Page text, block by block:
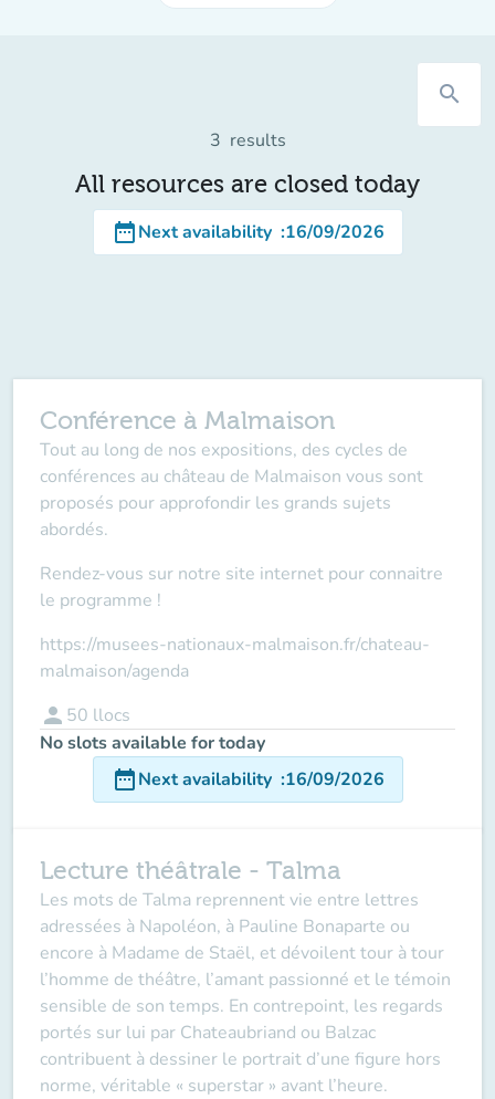
search
3 results
All resources are closed today
date_rangeNext availability :16/09/2026
Conférence à Malmaison
Tout au long de nos expositions, des cycles de
conférences au château de Malmaison vous sont
proposés pour approfondir les grands sujets
abordés.
Rendez-vous sur notre site internet pour connaitre
le programme !
https://musees-nationaux-malmaison.fr/chateau-
malmaison/agenda
person 50 llocs
No slots available for today
date_rangeNext availability :16/09/2026
Lecture théâtrale - Talma
Les mots de Talma reprennent vie entre lettres
adressées à Napoléon, à Pauline Bonaparte ou
encore à Madame de Staël, et dévoilent tour à tour
l’homme de théâtre, l’amant passionné et le témoin
sensible de son temps. En contrepoint, les regards
portés sur lui par Chateaubriand ou Balzac
contribuent à dessiner le portrait d’une figure hors
norme, véritable « superstar » avant l’heure.